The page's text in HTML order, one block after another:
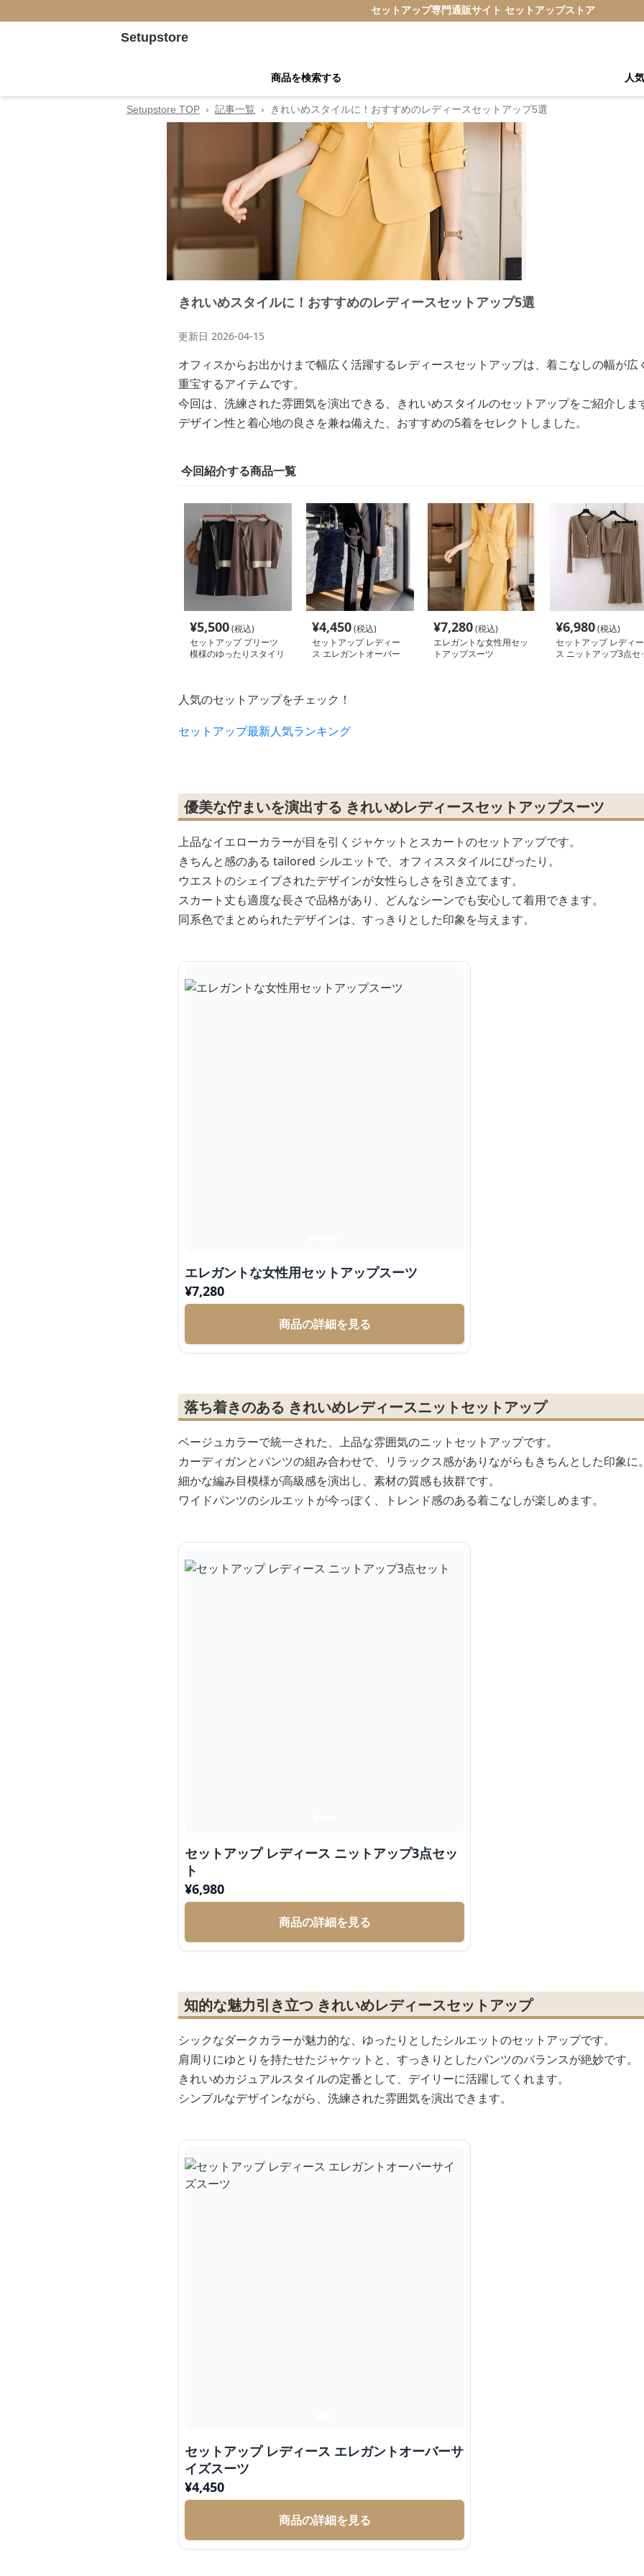
セットアップ専門通販サイト セットアップストア
Setupstore
商品を検索する 人
Setupstore TOP › 記事一覧 › きれいめスタイルに！おすすめのレディースセットアップ5選
きれいめスタイルに！おすすめのレディースセットアップ5選
更新日 2026-04-15
オフィスからお出かけまで幅広く活躍するレディースセットアップは、着こなしの幅が広
重宝するアイテムです。
今回は、洗練された雰囲気を演出できる、きれいめスタイルのセットアップをご紹介しま
デザイン性と着心地の良さを兼ね備えた、おすすめの5着をセレクトしました。
今回紹介する商品一覧
¥5,500(税込)
セットアップ プリーツ
模様のゆったりスタイリ
¥4,450(税込)
セットアップ レディー
ス エレガントオーバー
¥7,280(税込)
エレガントな女性用セッ
トアップスーツ
¥6,980(税込)
セットアップ レディー
ス ニットアップ3点セ
人気のセットアップをチェック！
セットアップ最新人気ランキング
優美な佇まいを演出する きれいめレディースセットアップスーツ
上品なイエローカラーが目を引くジャケットとスカートのセットアップです。
きちんと感のある tailored シルエットで、オフィススタイルにぴったり。
ウエストのシェイプされたデザインが女性らしさを引き立てます。
スカート丈も適度な長さで品格があり、どんなシーンでも安心して着用できます。
同系色でまとめられたデザインは、すっきりとした印象を与えます。
エレガントな女性用セットアップスーツ
¥7,280
商品の詳細を見る
落ち着きのある きれいめレディースニットセットアップ
ベージュカラーで統一された、上品な雰囲気のニットセットアップです。
カーディガンとパンツの組み合わせで、リラックス感がありながらもきちんとした印象に。
細かな編み目模様が高級感を演出し、素材の質感も抜群です。
ワイドパンツのシルエットが今っぽく、トレンド感のある着こなしが楽しめます。
セットアップ レディース ニットアップ3点セッ
ト
¥6,980
商品の詳細を見る
知的な魅力引き立つ きれいめレディースセットアップ
シックなダークカラーが魅力的な、ゆったりとしたシルエットのセットアップです。
肩周りにゆとりを持たせたジャケットと、すっきりとしたパンツのバランスが絶妙です。
きれいめカジュアルスタイルの定番として、デイリーに活躍してくれます。
シンプルなデザインながら、洗練された雰囲気を演出できます。
セットアップ レディース エレガントオーバーサ
イズスーツ
¥4,450
商品の詳細を見る